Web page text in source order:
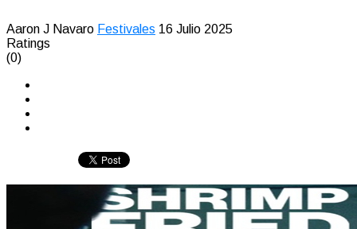
Aaron J Navaro Festivales 16 Julio 2025
Ratings
(0)